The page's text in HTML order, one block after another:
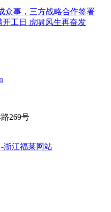
众事，三方战略合作签署
开工日 虎啸风生再奋发
269号